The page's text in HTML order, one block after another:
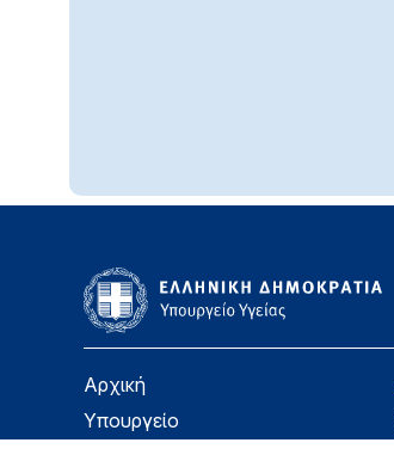
Αρχική
Υπουργείο